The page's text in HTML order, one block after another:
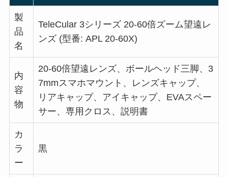
製
品
名
TeleCular 3シリーズ 20-60倍ズーム望遠レ
ンズ (型番: APL 20-60X)
内
容
物
20-60倍望遠レンズ、ボールヘッド三脚、3
7mmスマホマウント、レンズキャップ、
リアキャップ、アイキャップ、EVAスペー
サー、専用クロス、説明書
カ
ラ
ー
黒